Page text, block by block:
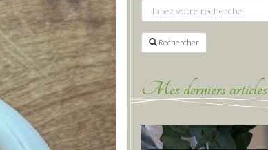
Rechercher
Mes derniers articles